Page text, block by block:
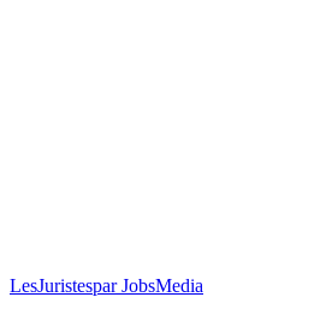
LesJuristespar JobsMedia